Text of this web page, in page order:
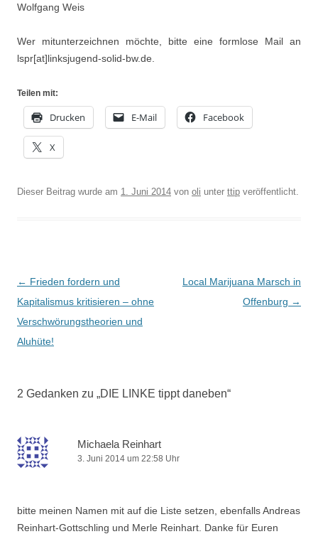
Wolfgang Weis
Wer mitunterzeichnen möchte, bitte eine formlose Mail an
lspr[at]linksjugend-solid-bw.de.
Teilen mit:
Drucken E-Mail Facebook
X
Dieser Beitrag wurde am 1. Juni 2014 von oli unter ttip veröffentlicht.
Beitragsnavigation
← Frieden fordern und
Kapitalismus kritisieren – ohne
Verschwörungstheorien und
Aluhüte!
Local Marijuana Marsch in
Offenburg →
2 Gedanken zu „DIE LINKE tippt daneben“
Michaela Reinhart
3. Juni 2014 um 22:58 Uhr
bitte meinen Namen mit auf die Liste setzen, ebenfalls Andreas
Reinhart-Gottschling und Merle Reinhart. Danke für Euren